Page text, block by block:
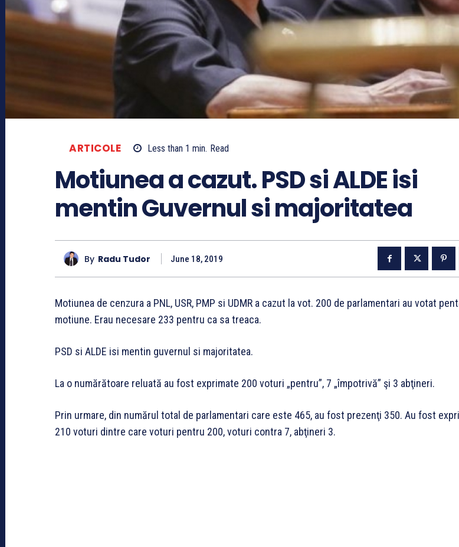
ARTICOLE Less than 1 min. Read
Motiunea a cazut. PSD si ALDE isi
mentin Guvernul si majoritatea
By Radu Tudor June 18, 2019
Motiunea de cenzura a PNL, USR, PMP si UDMR a cazut la vot. 200 de parlamentari au votat
motiune. Erau necesare 233 pentru ca sa treaca.
PSD si ALDE isi mentin guvernul si majoritatea.
La o numărătoare reluată au fost exprimate 200 voturi „pentru”, 7 „împotrivă” şi 3 abţineri.
Prin urmare, din numărul total de parlamentari care este 465, au fost prezenţi 350. Au fost
210 voturi dintre care voturi pentru 200, voturi contra 7, abţineri 3.